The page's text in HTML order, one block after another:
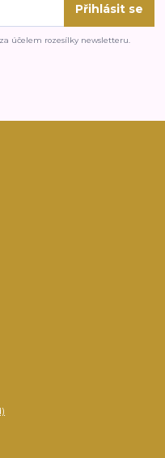
Přihlásit se
za účelem rozesílky newsletteru.